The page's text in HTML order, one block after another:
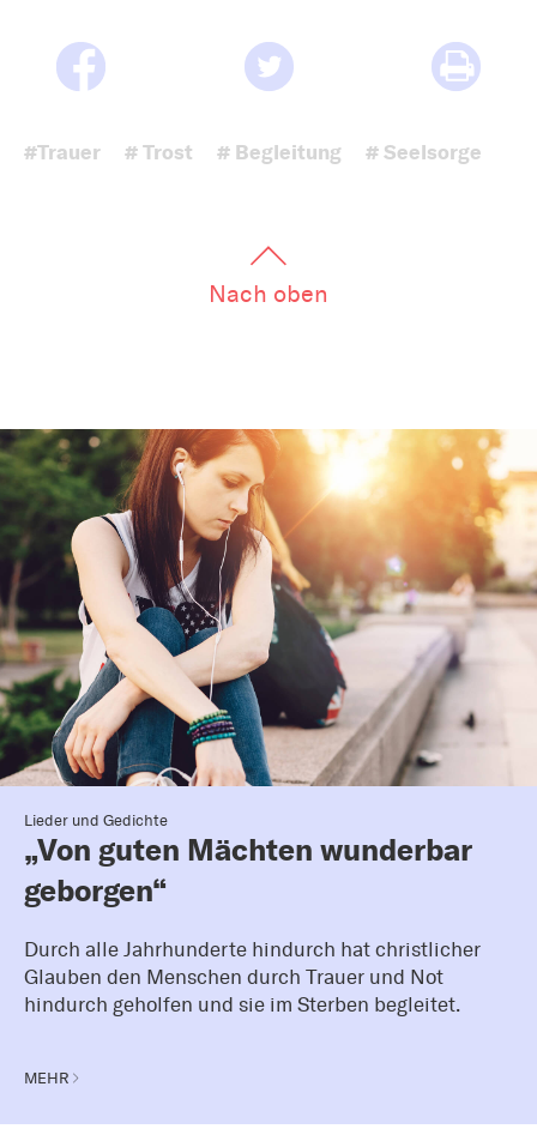
#Trauer # Trost # Begleitung # Seelsorge
Nach oben
Lieder und Gedichte
„Von guten Mächten wunderbar
geborgen“
Durch alle Jahrhunderte hindurch hat christlicher
Glauben den Menschen durch Trauer und Not
hindurch geholfen und sie im Sterben begleitet.
MEHR